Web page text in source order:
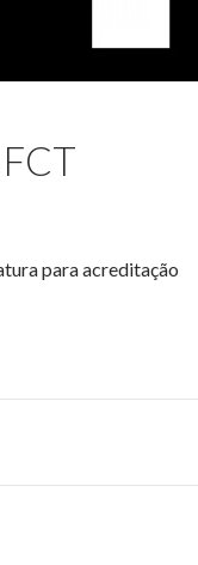
para acreditação